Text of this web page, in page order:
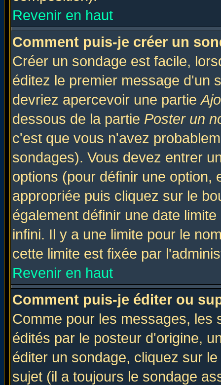
Revenir en haut
Comment puis-je créer un
Créer un sondage est facile,
éditez le premier message d'un
devriez apercevoir une partie
dessous de la partie Poster un
c'est que vous n'avez
sondages). Vous devez entrer
options (pour définir une option,
appropriée puis cliquez sur le
également définir une date
infini. Il y a une limite pour le
cette limite est fixée par
Revenir en haut
Comment puis-je éditer ou
Comme pour les messages, les
édités par le posteur d'origine,
éditer un sondage, cliquez sur
sujet (il a toujours le sondage